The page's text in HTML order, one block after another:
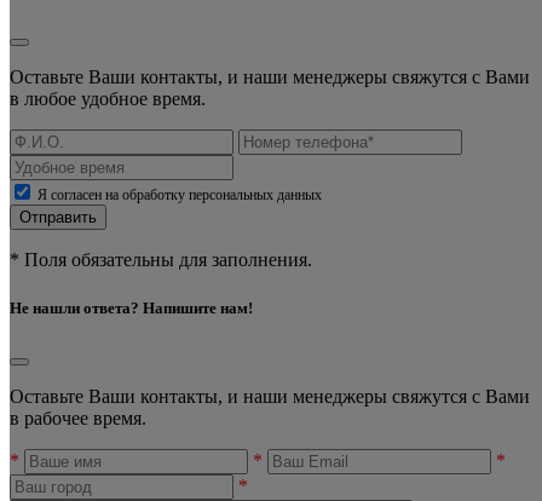
Оставьте Ваши контакты, и наши менеджеры свяжутся с Вами
в любое удобное время.
Я согласен на обработку персональных данных
Отправить
* Поля обязательны для заполнения.
Не нашли ответа? Напишите нам!
Оставьте Ваши контакты, и наши менеджеры свяжутся с Вами
в рабочее время.
* *
*
*